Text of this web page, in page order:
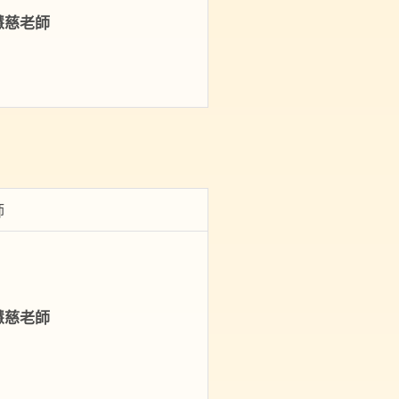
慈老師
慈老師